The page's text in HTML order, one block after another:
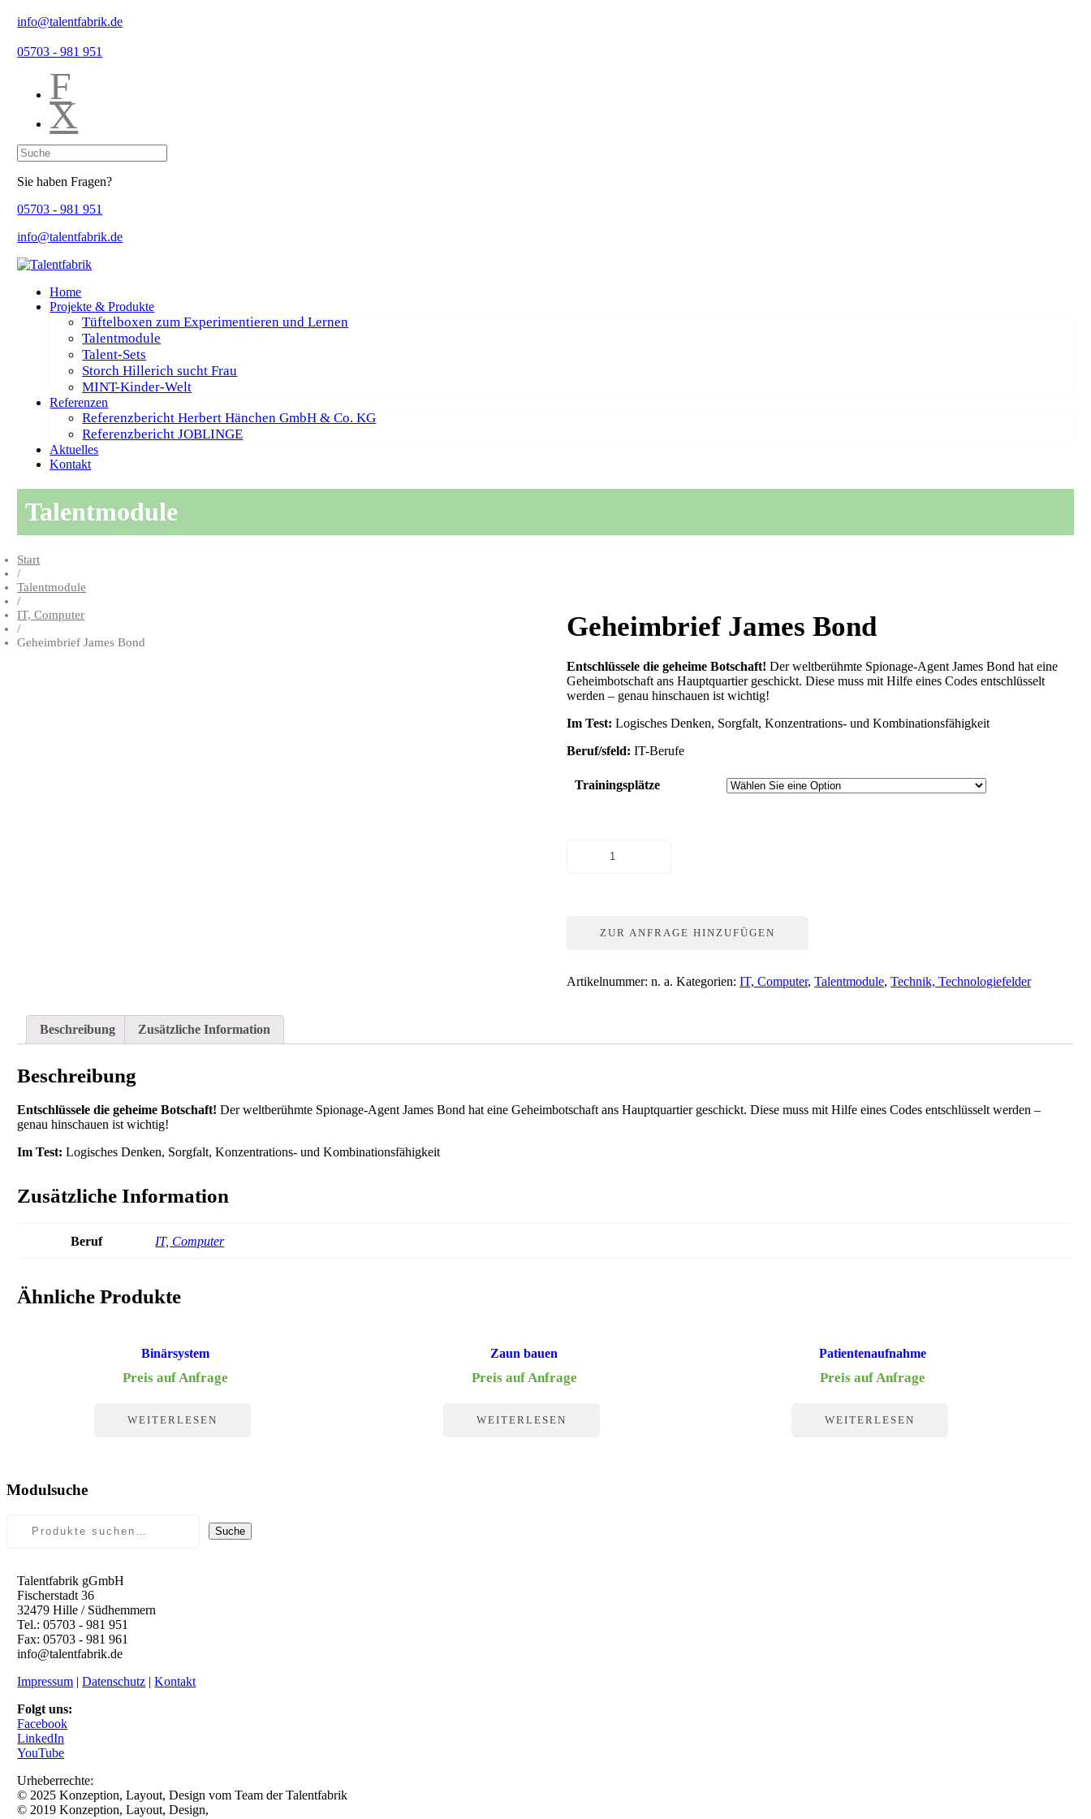
info@talentfabrik.de
05703 - 981 951
F
X
Sie haben Fragen?
05703 - 981 951
info@talentfabrik.de
Home
Projekte & Produkte
Tüftelboxen zum Experimentieren und Lernen
Talentmodule
Talent-Sets
Storch Hillerich sucht Frau
MINT-Kinder-Welt
Referenzen
Referenzbericht Herbert Hänchen GmbH & Co. KG
Referenzbericht JOBLINGE
Aktuelles
Kontakt
Talentmodule
Start
/
Talentmodule
/
IT, Computer
/
Geheimbrief James Bond
Geheimbrief James Bond
Entschlüssele die geheime Botschaft! Der weltberühmte Spionage-Agent James Bond hat eine
Geheimbotschaft ans Hauptquartier geschickt. Diese muss mit Hilfe eines Codes entschlüsselt
werden – genau hinschauen ist wichtig!
Im Test: Logisches Denken, Sorgfalt, Konzentrations- und Kombinationsfähigkeit
Beruf/sfeld: IT-Berufe
Trainingsplätze
ZUR ANFRAGE HINZUFÜGEN
Artikelnummer:n. a. Kategorien:IT, Computer,Talentmodule,Technik, Technologiefelder
Beschreibung Zusätzliche Information
Beschreibung
Entschlüssele die geheime Botschaft! Der weltberühmte Spionage-Agent James Bond hat eine Geheimbotschaft ans Hauptquartier geschickt. Diese muss mit Hilfe eines Codes entschlüsselt werden –
genau hinschauen ist wichtig!
Im Test: Logisches Denken, Sorgfalt, Konzentrations- und Kombinationsfähigkeit
Zusätzliche Information
Beruf IT, Computer
Ähnliche Produkte
Binärsystem
Preis auf Anfrage
WEITERLESEN
Zaun bauen
Preis auf Anfrage
WEITERLESEN
Patientenaufnahme
Preis auf Anfrage
WEITERLESEN
Modulsuche
Suche
Talentfabrik gGmbH
Fischerstadt 36
32479 Hille / Südhemmern
Tel.: 05703 - 981 951
Fax: 05703 - 981 961
info@talentfabrik.de
Impressum |Datenschutz |Kontakt
Folgt uns:
Facebook
LinkedIn
YouTube
Urheberrechte:
© 2025 Konzeption, Layout, Design vom Team der Talentfabrik
© 2019 Konzeption, Layout, Design,